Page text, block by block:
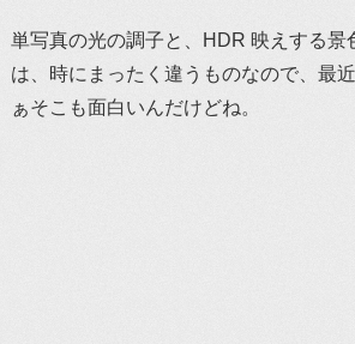
単写真の光の調子と、HDR 映えする景
は、時にまったく違うものなので、最
ぁそこも面白いんだけどね。